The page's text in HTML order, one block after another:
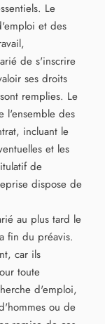
Le
et des
de s'inscrire
ses droits
remplies. Le
l'ensemble des
incluant le
et les
de
dispose de
au plus tard le
fin du préavis.
car ils
toute
d'emploi,
ou de